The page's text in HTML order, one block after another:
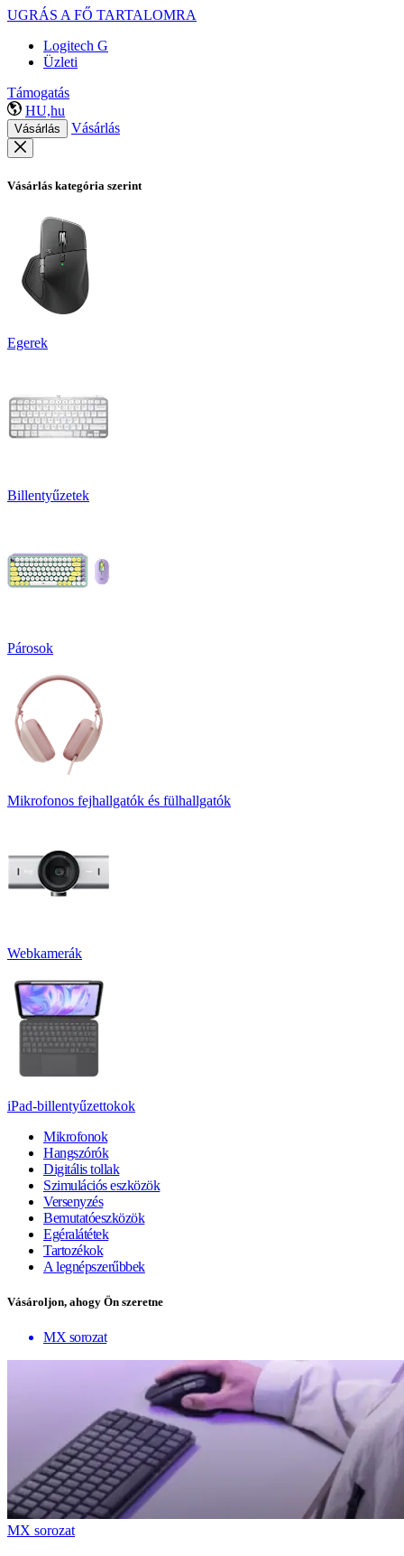
UGRÁS A FŐ TARTALOMRA
Logitech G
Üzleti
Támogatás
HU,hu
Vásárlás Vásárlás
Vásárlás kategória szerint
Egerek
Billentyűzetek
Párosok
Mikrofonos fejhallgatók és fülhallgatók
Webkamerák
iPad-billentyűzettokok
Mikrofonok
Hangszórók
Digitális tollak
Szimulációs eszközök
Versenyzés
Bemutatóeszközök
Egéralátétek
Tartozékok
A legnépszerűbbek
Vásároljon, ahogy Ön szeretne
MX sorozat
MX sorozat